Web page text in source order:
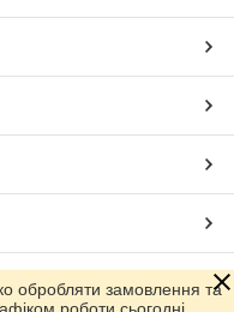
Prom.ua
обробляти замовлення та